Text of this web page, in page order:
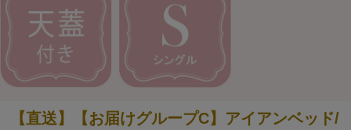
【直送】【お届けグループC】アイアンベッド/